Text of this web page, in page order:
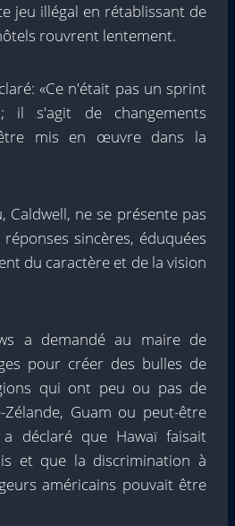
jeu illégal en rétablissant de
rouvrent lentement.
«Ce n'était pas un sprint
il s'agit de changements
mis en œuvre dans la
Caldwell, ne se présente pas
sincères, éduquées
du caractère et de la vision
a demandé au maire de
pour créer des bulles de
qui ont peu ou pas de
Zélande, Guam ou peut-être
a déclaré que Hawaï faisait
et que la discrimination à
américains pouvait être